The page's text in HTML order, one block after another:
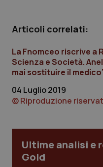
Campania
Emilia-Romagna
Friuli Venezia Giulia
Lazio
Lombardia
Car-T
Colesterolo &
Dermatite Atopica
Diabete &
Dolore
Articoli correlati:
La Fnomceo riscrive a
Scienza e Società.
mai sostituire il
04 Luglio 2019
© Riproduzione
Ultime analisi e
Gold